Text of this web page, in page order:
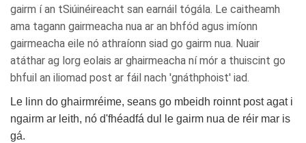
gairm í an tSiúinéireacht san earnáil tógála. Le caitheamh
ama tagann gairmeacha nua ar an bhfód agus imíonn
gairmeacha eile nó athraíonn siad go gairm nua. Nuair
atáthar ag lorg eolais ar ghairmeacha ní mór a thuiscint go
bhfuil an iliomad post ar fáil nach 'gnáthphoist' iad.
Le linn do ghairmréime, seans go mbeidh roinnt post agat i
ngairm ar leith, nó d'fhéadfá dul le gairm nua de réir mar is
gá.